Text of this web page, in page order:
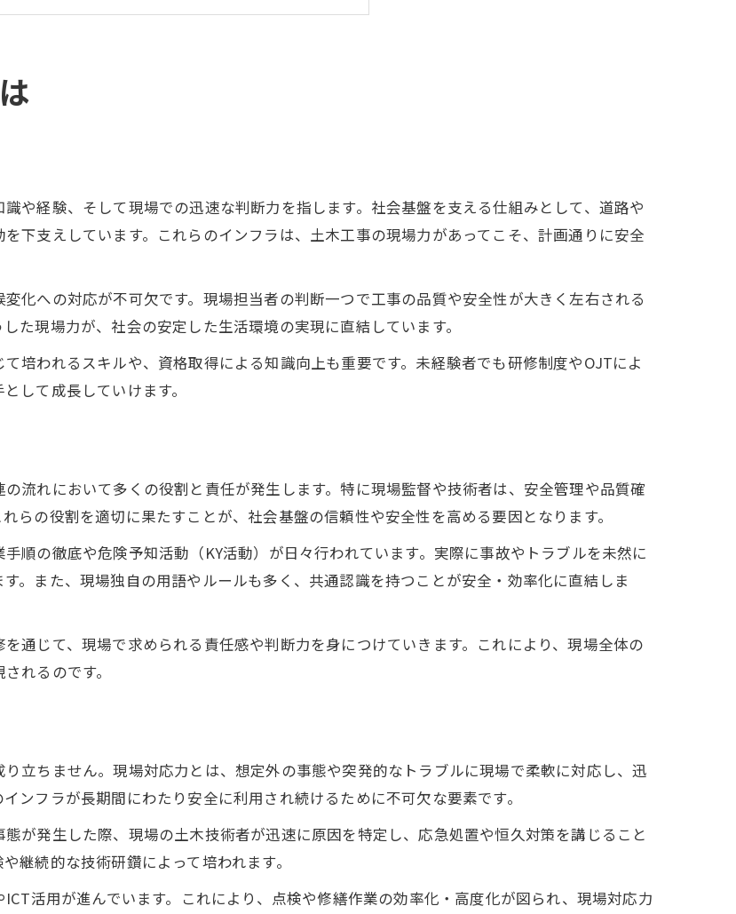
害時に土木技術が果たす社会防衛の役目
の土木が担う重要な役割
木が現代社会で果たす重要な役割と意義
域社会を守る土木の貢献と必要性について
常生活に密着した土木の役割の広がり
木現場で使われる代表的な専門用語を紹介
木用語「あんこ」「まんじゅう」の意味と使い方
ミュニケーションに役立つ土木の独自用語集
場で混乱しやすい土木専門用語の背景解説
ンフラ整備を支える土木技術の進化と重要性
木工事の裏側に隠された技術力と工夫とは
現場で活きる土木技術の重要なポイント解説
木技術が社会インフラを守る仕組みを知る
例で読み解く土木の本質
際の現場事例から見る土木の重要性と役割
題解決力を育む土木の現場事例を紹介
木職が社会基盤に果たす具体的な貢献とは
や経験、そして現場での迅速な判断力を指します。社会基盤を支える仕組みとして、道路や
下支えしています。これらのインフラは、土木工事の現場力があってこそ、計画通りに安全
化への対応が不可欠です。現場担当者の判断一つで工事の品質や安全性が大きく左右される
た現場力が、社会の安定した生活環境の実現に直結しています。
培われるスキルや、資格取得による知識向上も重要です。未経験者でも研修制度やOJTによ
して成長していけます。
流れにおいて多くの役割と責任が発生します。特に現場監督や技術者は、安全管理や品質確
らの役割を適切に果たすことが、社会基盤の信頼性や安全性を高める要因となります。
順の徹底や危険予知活動（KY活動）が日々行われています。実際に事故やトラブルを未然に
。また、現場独自の用語やルールも多く、共通認識を持つことが安全・効率化に直結しま
通じて、現場で求められる責任感や判断力を身につけていきます。これにより、現場全体の
れるのです。
立ちません。現場対応力とは、想定外の事態や突発的なトラブルに現場で柔軟に対応し、迅
ンフラが長期間にわたり安全に利用され続けるために不可欠な要素です。
が発生した際、現場の土木技術者が迅速に原因を特定し、応急処置や恒久対策を講じること
継続的な技術研鑽によって培われます。
活用が進んでいます。これにより、点検や修繕作業の効率化・高度化が図られ、現場対応力